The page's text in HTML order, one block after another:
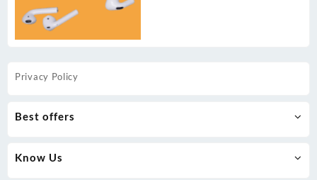
Privacy Policy
Best offers
Know Us